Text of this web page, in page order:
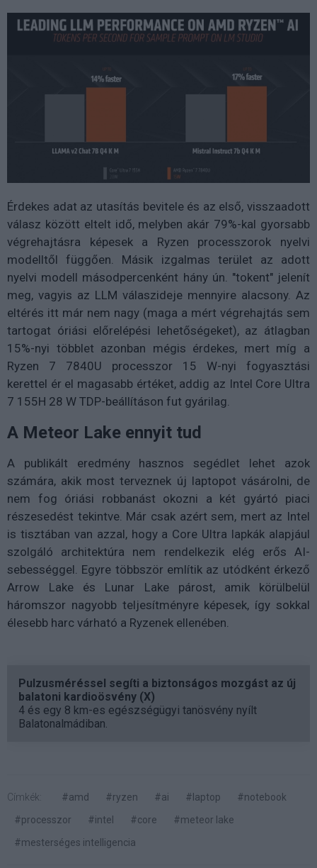
Érdekes adat az utasítás bevitele és az első, visszaadott
válasz között eltelt idő, melyben akár 79%-kal gyorsabb
végrehajtásra képesek a Ryzen processzorok nyelvi
modelltől függően. Másik izgalmas terület az adott
nyelvi modell másodpercenként hány ún. "tokent" jelenít
meg, vagyis az LLM válaszideje mennyire alacsony. Az
eltérés itt már nem nagy (maga a mért végrehajtás sem
tartogat óriási előrelépési lehetőségeket), az átlagban
15%-nyi többlet azonban mégis érdekes, mert míg a
Ryzen 7 7840U processzor 15 W-nyi fogyasztási
kerettel ér el magasabb értéket, addig az Intel Core Ultra
7 155H 28 W TDP-beállításon fut gyárilag.
A Meteor Lake ennyit tud
A publikált eredmény hasznos segédlet lehet azok
számára, akik most terveznek új laptopot vásárolni, de
nem fog óriási robbanást okozni a két gyártó piaci
részesedést tekintve. Már csak azért sem, mert az Intel
is tisztában van azzal, hogy a Core Ultra lapkák alapjául
szolgáló architektúra nem rendelkezik elég erős AI-
sebességgel. Egyre többször említik az utódként érkező
Arrow Lake és Lunar Lake párost, amik körülbelül
háromszor nagyobb teljesítményre képesek, így sokkal
élesebb harc várható a Ryzenek ellenében.
Pulzusméréssel segíti a biztonságos mozgást az új
balatoni kardioösvény (X)
4 és egy 8 km-es egészségügyi tanösvény nyílt
Balatonalmádiban.
Címkék: #amd #ryzen #ai #laptop
#notebook
#processzor
#intel #core
#meteor lake
#mesterséges intelligencia